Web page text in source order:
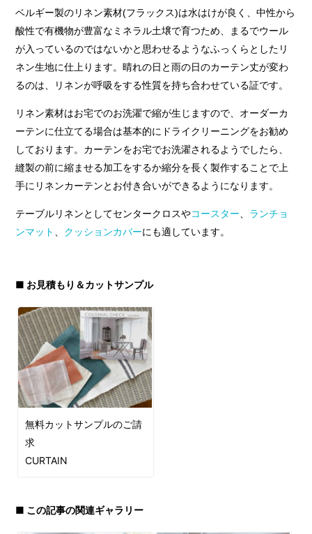
ベルギー製のリネン素材(フラックス)は水はけが良く、中性から
酸性で有機物が豊富なミネラル土壌で育つため、まるでウール
が入っているのではないかと思わせるようなふっくらとしたリ
ネン生地に仕上ります。晴れの日と雨の日のカーテン丈が変わ
るのは、リネンが呼吸をする性質を持ち合わせている証です。
リネン素材はお宅でのお洗濯で縮が生じますので、オーダーカ
ーテンに仕立てる場合は基本的にドライクリーニングをお勧め
しております。カーテンをお宅でお洗濯されるようでしたら、
縫製の前に縮ませる加工をするか縮分を長く製作することで上
手にリネンカーテンとお付き合いができるようになります。
テーブルリネンとしてセンタークロスやコースター
ランチョ
ンマット
クッションカバーにも適しています。
■ お見積もり＆カットサンプル
無料カットサンプルのご請
求
CURTAIN
■ この記事の関連ギャラリー